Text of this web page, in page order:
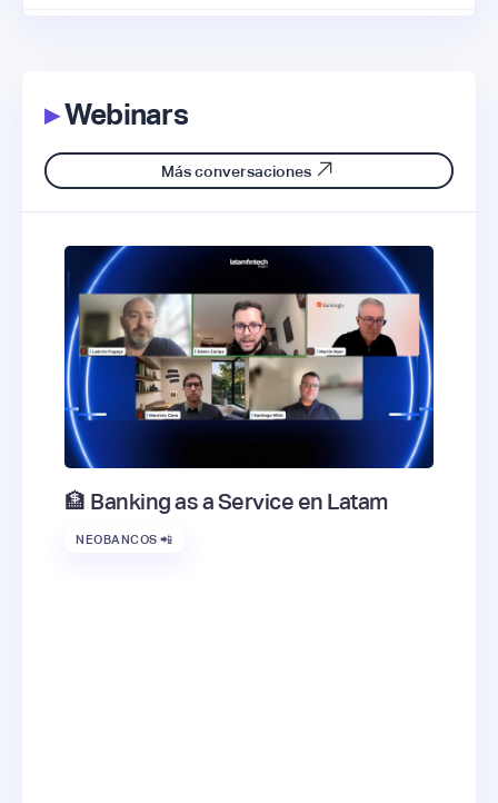
▸Webinars
Más conversaciones
🏦 Banking as a Service en Latam
NEOBANCOS 📲